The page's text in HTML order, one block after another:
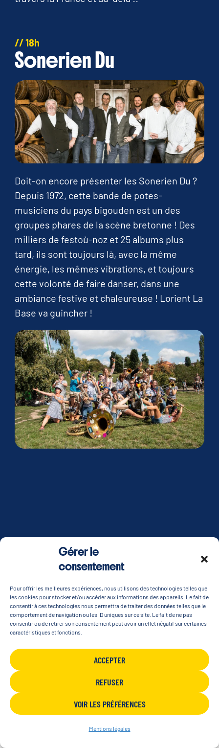
Gérer le
consentement
Pour offrir les meilleures expériences, nous utilisons des technologies telles que
les cookies pour stocker et/ou accéder aux informations des appareils. Le fait de
consentir à ces technologies nous permettra de traiter des données telles que le
comportement de navigation ou les ID uniques sur ce site. Le fait de ne pas
consentir ou de retirer son consentement peut avoir un effet négatif sur certaines
caractéristiques et fonctions.
ACCEPTER
REFUSER
VOIR LES PRÉFÉRENCES
Mentions légales
// 18h
Sonerien Du
Doit-on encore présenter les Sonerien Du ?
Depuis 1972, cette bande de potes-
musiciens du pays bigouden est un des
groupes phares de la scène bretonne ! Des
milliers de festoù-noz et 25 albums plus
tard, ils sont toujours là, avec la même
énergie, les mêmes vibrations, et toujours
cette volonté de faire danser, dans une
ambiance festive et chaleureuse ! Lorient La
Base va guincher !
Le festival en images
VOIR LES PHOTOS
Le rendez-vous
estival et festif de